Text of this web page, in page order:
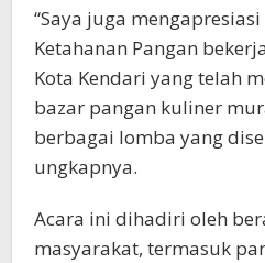
“Saya juga
Ketahanan Pangan
Kota Kendari yang telah
bazar pangan kuliner
berbagai lomba yang
ungkapnya.
Acara ini dihadiri oleh
masyarakat, termasuk